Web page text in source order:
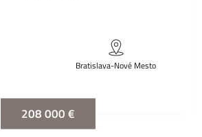
Bratislava-Nové Mesto
208 000 €